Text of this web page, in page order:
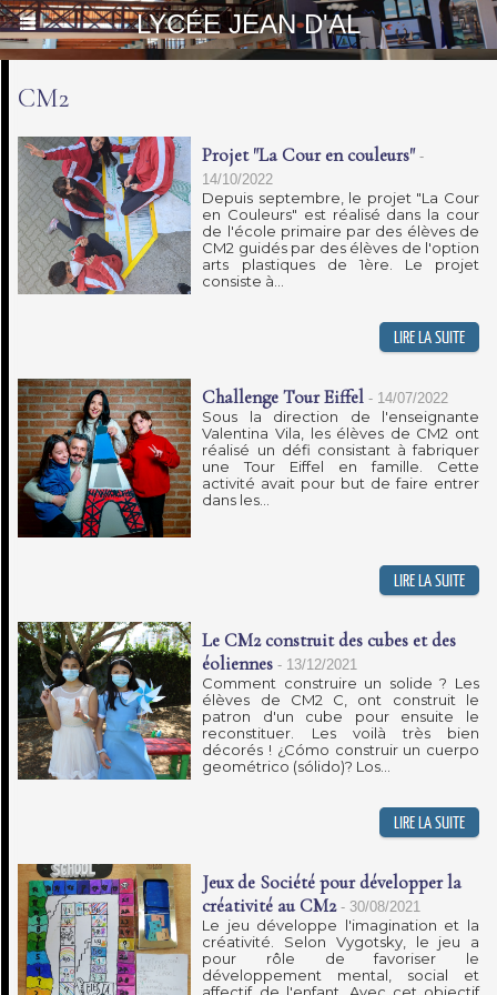
LYCÉE JEAN D'AL
CM2
Projet "La Cour en couleurs" -
14/10/2022
Depuis septembre, le projet "La Cour
en Couleurs" est réalisé dans la cour
de l'école primaire par des élèves de
CM2 guidés par des élèves de l'option
arts plastiques de 1ère. Le projet
consiste à...
Challenge Tour Eiffel - 14/07/2022
Sous la direction de l'enseignante
Valentina Vila, les élèves de CM2 ont
réalisé un défi consistant à fabriquer
une Tour Eiffel en famille. Cette
activité avait pour but de faire entrer
dans les...
Le CM2 construit des cubes et des
éoliennes - 13/12/2021
Comment construire un solide ? Les
élèves de CM2 C, ont construit le
patron d'un cube pour ensuite le
reconstituer. Les voilà très bien
décorés ! ¿Cómo construir un cuerpo
geométrico (sólido)? Los...
Jeux de Société pour développer la
créativité au CM2 - 30/08/2021
Le jeu développe l'imagination et la
créativité. Selon Vygotsky, le jeu a
pour rôle de favoriser le
développement mental, social et